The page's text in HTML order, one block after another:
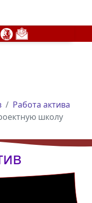
Работа актива
школу